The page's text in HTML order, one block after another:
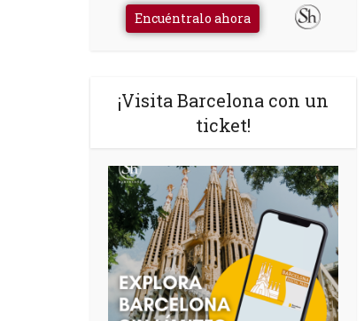
Encuéntralo ahora
¡Visita Barcelona con un
ticket!